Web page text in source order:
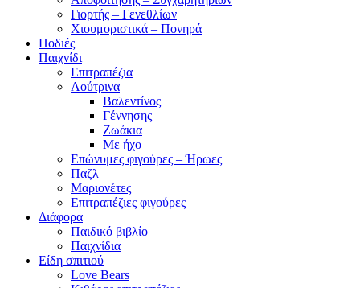
Γιορτής – Γενεθλίων
Χιουμοριστικά – Πονηρά
Ποδιές
Παιχνίδι
Επιτραπέζια
Λούτρινα
Βαλεντίνος
Γέννησης
Ζωάκια
Με ήχο
Επώνυμες φιγούρες – Ήρωες
Παζλ
Μαριονέτες
Επιτραπέζιες φιγούρες
Διάφορα
Παιδικό βιβλίο
Παιχνίδια
Είδη σπιτιού
Love Bears